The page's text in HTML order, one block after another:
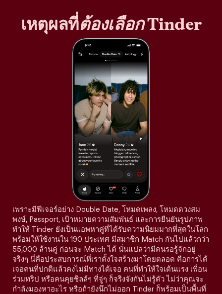
เหตุผลที่ต้องเลือกTinder
เพราะมีฟีเจอร์อย่าง Double Date, โหมดเพลง, โหมดดวงสม
พงษ์, Passport, เป้าหมายความสัมพันธ์ และการยืนยันรูปภาพ
ทำให้ Tinder ยังเป็นแอพหาคู่ที่ได้รับความนิยมมากที่สุดในโลก
พร้อมให้ใช้งานใน 190 ประเทศ มีสมาชิก Match กันไปแล้วกว่า
55,000 ล้านคู่ ก่อนจะ Match ได้ นั่นแปลว่ามีคนรอรู้จักอยู่
จริงๆ นี่คือประสบการณ์ที่เราตั้งใจสร้างมาโดยตลอด คือการได้
เจอคนที่ปกติแล้วคงไม่มีทางได้เจอ คนที่ทำให้ใจเต้นแรง เพื่อน
ร่วมทริป หรือคนคุยชิลล์ๆ ที่จู่ๆ ก็จริงจังกันไม่รู้ตัว ไม่ว่าคุณจะ
กำลังมองหาอะไร หรือถ้ายังนึกไม่ออก Tinder ก็พร้อมเป็นพื้นที่